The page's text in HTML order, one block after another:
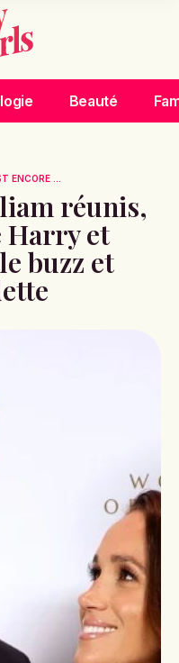
Beauté
ENCORE ...
réunis,
Harry et
buzz et